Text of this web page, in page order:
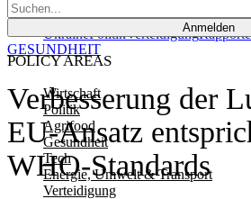
Anmelden
POLICY AREAS
Wirtschaft
Politik
Agrifood
Gesundheit
Tech
Energie, Umwelt & Transport
Verteidigung
UkrainePolitikVerteidigung
Verbesserung der
EU-Ansatz
WHO-Standards
GESUNDHEIT